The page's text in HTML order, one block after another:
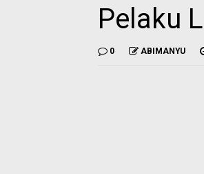
Pelaku
0 ABIMANYU